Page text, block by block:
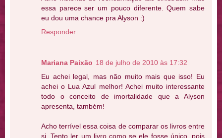
essa parece ser um pouco diferente. Quem sabe
eu dou uma chance pra Alyson :)
Responder
Mariana Paixão 18 de julho de 2010 às 17:32
Eu achei legal, mas não muito mais que isso! Eu
achei o Lua Azul melhor! Achei muito interessante
todo o conceito de imortalidade que a Alyson
apresenta, também!
Acho terrível essa coisa de comparar os livros entre
si. Tento ler um livro como se ele fosse único, pois